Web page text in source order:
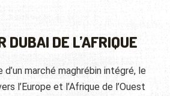
DUBAI DE L’AFRIQUE
d’un marché maghrébin intégré, le
l’Europe et l’Afrique de l’Ouest